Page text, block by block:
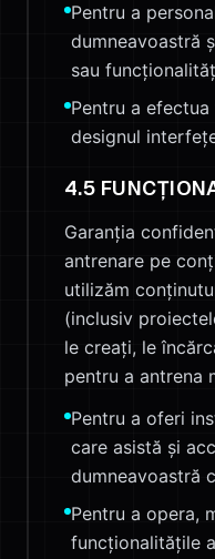
Pentru a
dumneavoastră
sau
Pentru a
designul
4.5
Garanția
antrenare pe
utilizăm
(inclusiv
le creați, le
pentru a antrena
Pentru a oferi
care asistă și
dumneavoastră
Pentru a opera,
funcționalitățile